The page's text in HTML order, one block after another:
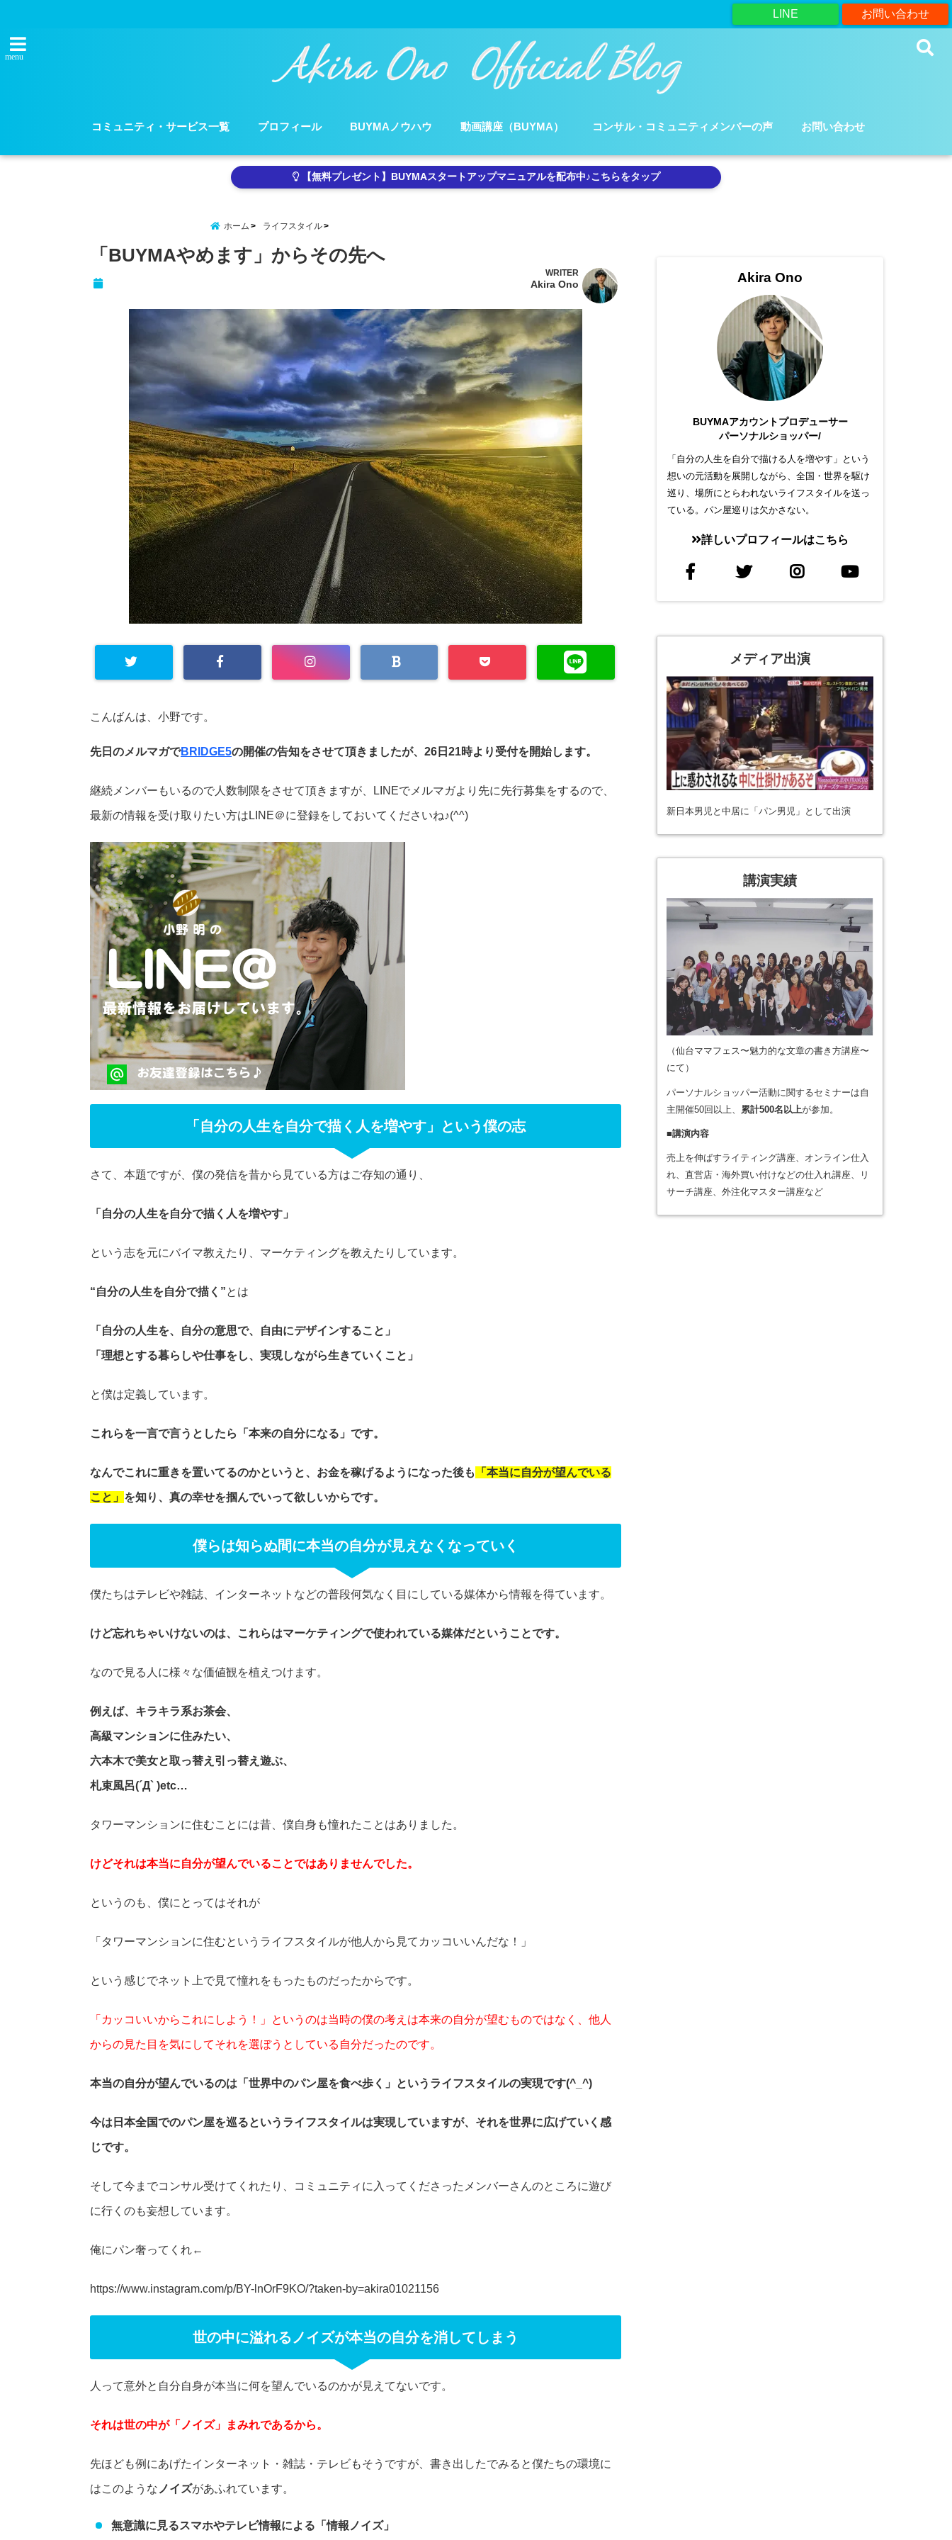
お問い合わせ
LINE
menu
コミュニティ・サービス一覧 プロフィール BUYMAノウハウ 動画講座（BUYMA） コンサル・コミュニティメンバーの声 お問い合わせ
【無料プレゼント】BUYMAスタートアップマニュアルを配布中♪こちらをタップ
ホーム ライフスタイル
「BUYMAやめます」からその先へ
WRITER
Akira Ono
こんばんは、小野です。
先日のメルマガでBRIDGE5の開催の告知をさせて頂きましたが、26日21時より受付を開始します。
継続メンバーもいるので人数制限をさせて頂きますが、LINEでメルマガより先に先行募集をするので、
最新の情報を受け取りたい方はLINE＠に登録をしておいてくださいね♪(^^)
「自分の人生を自分で描く人を増やす」という僕の志
さて、本題ですが、僕の発信を昔から見ている方はご存知の通り、
「自分の人生を自分で描く人を増やす」
という志を元にバイマ教えたり、マーケティングを教えたりしています。
“自分の人生を自分で描く”とは
「自分の人生を、自分の意思で、自由にデザインすること」
「理想とする暮らしや仕事をし、実現しながら生きていくこと」
と僕は定義しています。
これらを一言で言うとしたら「本来の自分になる」です。
なんでこれに重きを置いてるのかというと、お金を稼げるようになった後も 「本当に自分が望んでいる
こと」 を知り、真の幸せを掴んでいって欲しいからです。
僕らは知らぬ間に本当の自分が見えなくなっていく
僕たちはテレビや雑誌、インターネットなどの普段何気なく目にしている媒体から情報を得ています。
けど忘れちゃいけないのは、これらはマーケティングで使われている媒体だということです。
なので見る人に様々な価値観を植えつけます。
例えば、キラキラ系お茶会、
高級マンションに住みたい、
六本木で美女と取っ替え引っ替え遊ぶ、
札束風呂(´Д` )etc…
タワーマンションに住むことには昔、僕自身も憧れたことはありました。
けどそれは本当に自分が望んでいることではありませんでした。
というのも、僕にとってはそれが
「タワーマンションに住むというライフスタイルが他人から見てカッコいいんだな！」
という感じでネット上で見て憧れをもったものだったからです。
「カッコいいからこれにしよう！」というのは当時の僕の考えは本来の自分が望むものではなく、他人
からの見た目を気にしてそれを選ぼうとしている自分だったのです。
本当の自分が望んでいるのは 「世界中のパン屋を食べ歩く」という ライフスタイルの実現です(^_^)
今は日本全国でのパン屋を巡るというライフスタイルは実現していますが、それを世界に広げていく感
じです。
そして今までコンサル受けてくれたり、コミュニティに入ってくださったメンバーさんのところに遊び
に行くのも妄想しています。
俺にパン奢ってくれ←
https://www.instagram.com/p/BY-lnOrF9KO/?taken-by=akira01021156
世の中に溢れるノイズが本当の自分を消してしまう
人って意外と自分自身が本当に何を望んでいるのかが見えてないです。
それは世の中が「ノイズ」まみれであるから。
先ほども例にあげたインターネット・雑誌・テレビもそうですが、書き出したでみると僕たちの環境に
はこのような ノイズがあふれています。
無意識に見るスマホやテレビ情報による「情報ノイズ」
Akira Ono
BUYMAアカウントプロデューサー
パーソナルショッパー/
「自分の人生を自分で描ける人を増やす」という
想いの元活動を展開しながら、全国・世界を駆け
巡り、場所にとらわれないライフスタイルを送っ
ている。パン屋巡りは欠かさない。
詳しいプロフィールはこちら
メディア出演
新日本男児と中居に「パン男児」として出演
講演実績
（仙台ママフェス〜魅力的な文章の書き方講座〜
にて）
パーソナルショッパー活動に関するセミナーは自
主開催50回以上、 累計500名以上が参加。
■講演内容
売上を伸ばすライティング講座、オンライン仕入
れ、直営店・海外買い付けなどの仕入れ講座、リ
サーチ講座、外注化マスター講座など